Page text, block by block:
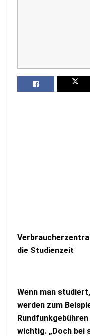
die Studienzeit
Wenn man
werden zum
wichtig. „Doch bei